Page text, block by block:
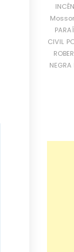
CIVIL
NEGRA